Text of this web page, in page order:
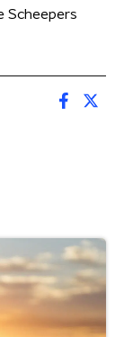
Scheepers